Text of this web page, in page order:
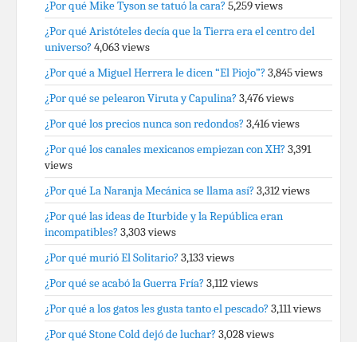
¿Por qué Mike Tyson se tatuó la cara? 5,259 views
¿Por qué Aristóteles decía que la Tierra era el centro del
universo? 4,063 views
¿Por qué a Miguel Herrera le dicen “El Piojo”? 3,845 views
¿Por qué se pelearon Viruta y Capulina? 3,476 views
¿Por qué los precios nunca son redondos? 3,416 views
¿Por qué los canales mexicanos empiezan con XH? 3,391
views
¿Por qué La Naranja Mecánica se llama así? 3,312 views
¿Por qué las ideas de Iturbide y la República eran
incompatibles? 3,303 views
¿Por qué murió El Solitario? 3,133 views
¿Por qué se acabó la Guerra Fría? 3,112 views
¿Por qué a los gatos les gusta tanto el pescado? 3,111 views
¿Por qué Stone Cold dejó de luchar? 3,028 views